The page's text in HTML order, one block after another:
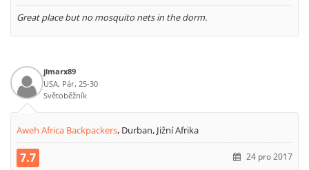
Great place but no mosquito nets in the dorm.
jlmarx89
USA, Pár, 25-30
Světoběžník
Aweh Africa Backpackers, Durban, Jižní Afrika
7.7 24 pro 2017